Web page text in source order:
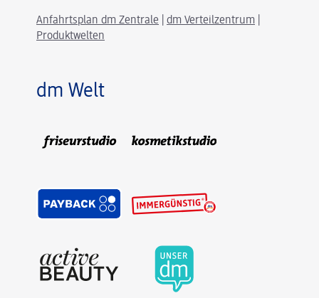
Anfahrtsplan dm Zentrale dm Verteilzentrum
Produktwelten
dm Welt